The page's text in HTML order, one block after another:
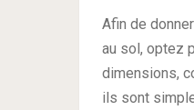
Afin de
au sol, optez
dimensions,
ils sont